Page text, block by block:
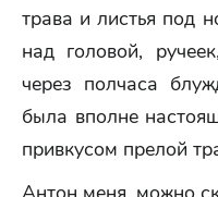
трава и листья под
над головой,
через полчаса
была вполне
привкусом прелой